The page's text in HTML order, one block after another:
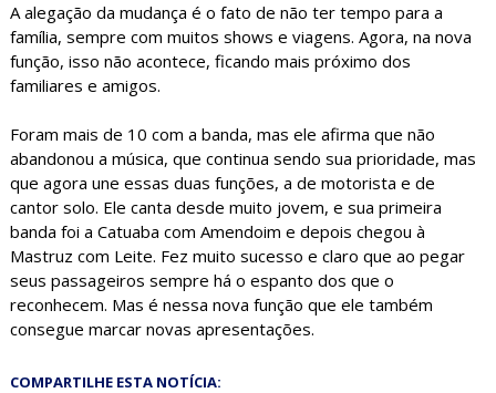
A alegação da mudança é o fato de não ter tempo para a
família, sempre com muitos shows e viagens. Agora, na nova
função, isso não acontece, ficando mais próximo dos
familiares e amigos.
Foram mais de 10 com a banda, mas ele afirma que não
abandonou a música, que continua sendo sua prioridade, mas
que agora une essas duas funções, a de motorista e de
cantor solo. Ele canta desde muito jovem, e sua primeira
banda foi a Catuaba com Amendoim e depois chegou à
Mastruz com Leite. Fez muito sucesso e claro que ao pegar
seus passageiros sempre há o espanto dos que o
reconhecem. Mas é nessa nova função que ele também
consegue marcar novas apresentações.
COMPARTILHE ESTA NOTÍCIA: